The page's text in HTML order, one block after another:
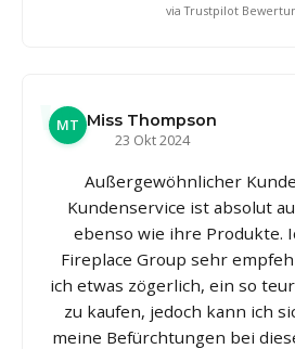
via Trustpilot
MT Miss Thompson
23 Okt 2024
Außergewöhnlicher
Kundenservice ist absolut
ebenso wie ihre Produkte.
Fireplace Group sehr
ich etwas zögerlich, ein so
zu kaufen, jedoch kann ich
meine Befürchtungen bei